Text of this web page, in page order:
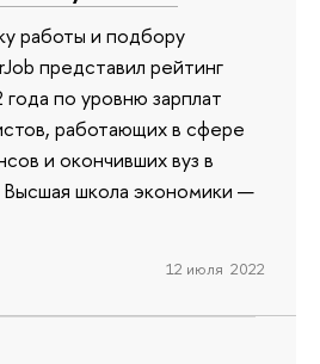
работы и подбору
представил рейтинг
по уровню зарплат
работающих в сфере
и окончивших вуз в
школа экономики —
12 июля 2022